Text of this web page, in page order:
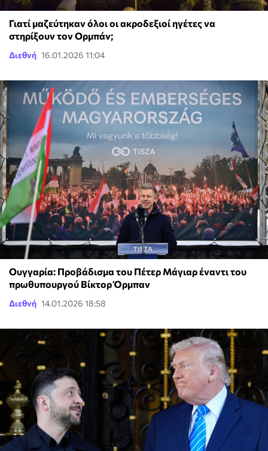
Γιατί μαζεύτηκαν όλοι οι ακροδεξιοί ηγέτες να
στηρίξουν τον Ορμπάν;
Διεθνή 16.01.2026 11:04
Ουγγαρία: Προβάδισμα του Πέτερ Μάγιαρ έναντι του
πρωθυπουργού Βίκτορ Όρμπαν
Διεθνή 14.01.2026 18:58